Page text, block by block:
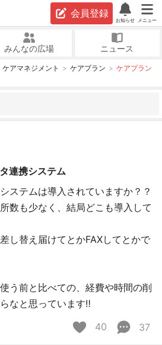
会員登録
お知らせ メニュー
みんなの広場 ニュース
ケアマネジメント ケアプラン
ケアプラン
連携システム
ステムは導入されていますか？？
数も少なく、結局どこも導入して
し替え届けてとかFAXしてとかで
う前と比べての、経費や時間の削
なと思っています‼︎
40
37